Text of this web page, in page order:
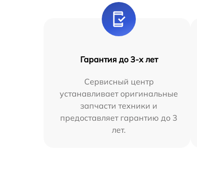
Гарантия до 3-х лет
Сервисный центр
устанавливает оригинальные
запчасти техники и
предоставляет гарантию до 3
лет.